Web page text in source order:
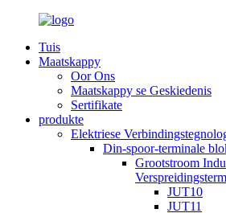
Tuis
Maatskappy
Oor Ons
Maatskappy se Geskiedenis
Sertifikate
produkte
Elektriese
Din-spoor-terminale
Grootstroom
JUT10
JUT11